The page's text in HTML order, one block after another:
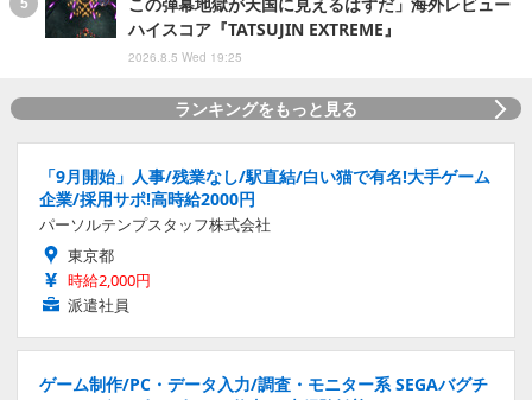
ハイスコア『TATSUJIN EXTREME』
2026.8.5 Wed 19:25
ランキングをもっと見る
「9月開始」人事/残業なし/駅直結/白い猫で有名!大手ゲーム
企業/採用サポ!高時給2000円
パーソルテンプスタッフ株式会社
東京都
時給2,000円
派遣社員
ゲーム制作/PC・データ入力/調査・モニター系 SEGAバグチ